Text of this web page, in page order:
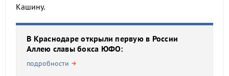
Кашину.
В Краснодаре открыли первую в России
Аллею славы бокса ЮФО:
подробности